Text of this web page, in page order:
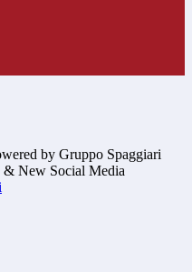
by Gruppo Spaggiari
& New Social Media